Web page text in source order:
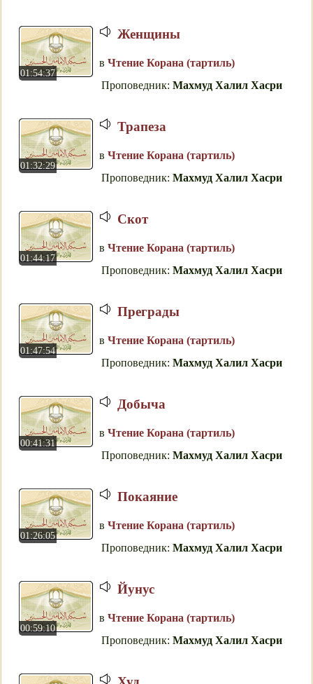
01:54:37
Женщины
в Чтение Корана (тартиль)
Проповедник:Махмуд Халил Хасри
01:32:29
Трапеза
в Чтение Корана (тартиль)
Проповедник:Махмуд Халил Хасри
01:44:17
Скот
в Чтение Корана (тартиль)
Проповедник:Махмуд Халил Хасри
01:47:54
Преграды
в Чтение Корана (тартиль)
Проповедник:Махмуд Халил Хасри
00:41:31
Добыча
в Чтение Корана (тартиль)
Проповедник:Махмуд Халил Хасри
01:26:05
Покаяние
в Чтение Корана (тартиль)
Проповедник:Махмуд Халил Хасри
00:59:10
Йунус
в Чтение Корана (тартиль)
Проповедник:Махмуд Халил Хасри